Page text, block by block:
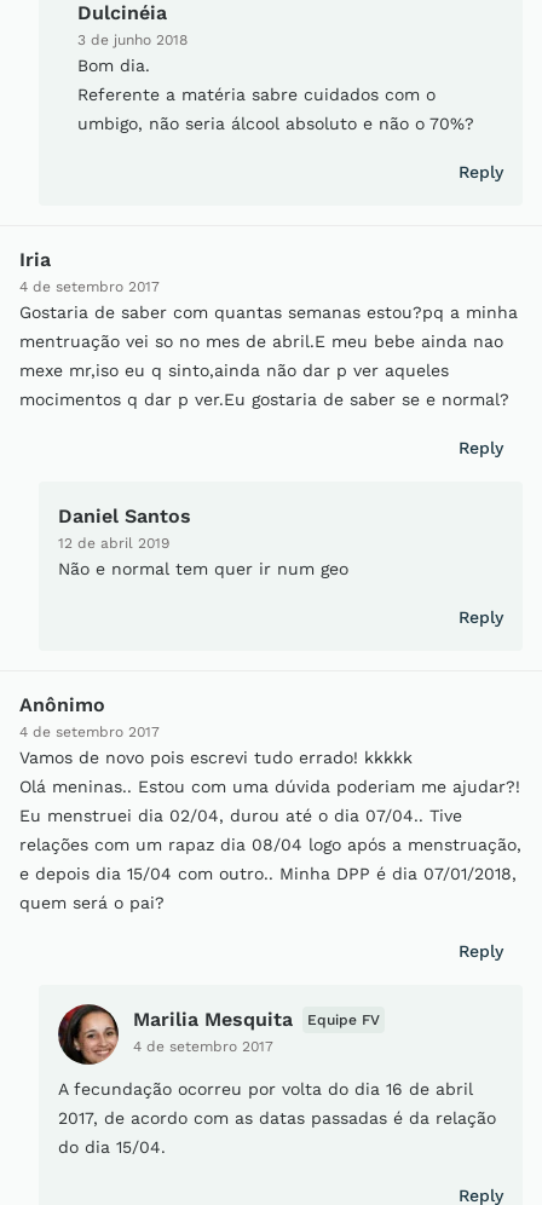
Dulcinéia
3 de junho 2018
Bom dia.
Referente a matéria sabre cuidados com o
umbigo, não seria álcool absoluto e não o 70%?
Reply
Iria
4 de setembro 2017
Gostaria de saber com quantas semanas estou?pq a minha
mentruação vei so no mes de abril.E meu bebe ainda nao
mexe mr,iso eu q sinto,ainda não dar p ver aqueles
mocimentos q dar p ver.Eu gostaria de saber se e normal?
Reply
Daniel Santos
12 de abril 2019
Não e normal tem quer ir num geo
Reply
Anônimo
4 de setembro 2017
Vamos de novo pois escrevi tudo errado! kkkkk
Olá meninas.. Estou com uma dúvida poderiam me ajudar?!
Eu menstruei dia 02/04, durou até o dia 07/04.. Tive
relações com um rapaz dia 08/04 logo após a menstruação,
e depois dia 15/04 com outro.. Minha DPP é dia 07/01/2018,
quem será o pai?
Reply
Marilia Mesquita
4 de setembro 2017
Equipe FV
A fecundação ocorreu por volta do dia 16 de abril
2017, de acordo com as datas passadas é da relação
do dia 15/04.
Reply